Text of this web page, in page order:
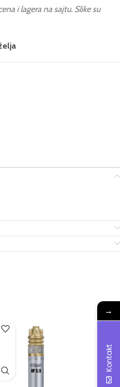
i lagera na sajtu. Slike su
→
Kontakt